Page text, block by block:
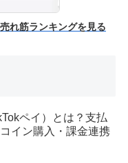
れ筋ランキングを見る
ペイ）とは？支払
イン購入・課金連携